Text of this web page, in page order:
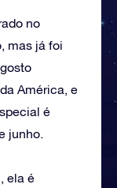
no
mas já foi
América, e
é
junho.
ela é